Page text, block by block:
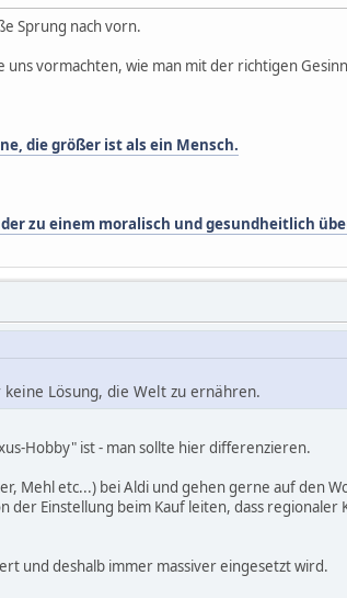
Sprung nach vorn.
uns vormachten, wie man mit der richtigen
die größer ist als ein Mensch.
zu einem moralisch und gesundheitlich
Lösung, die Welt zu ernähren.
Hobby" ist - man sollte hier differenzieren.
Mehl etc...) bei Aldi und gehen gerne auf den
der Einstellung beim Kauf leiten, dass
und deshalb immer massiver eingesetzt wird.